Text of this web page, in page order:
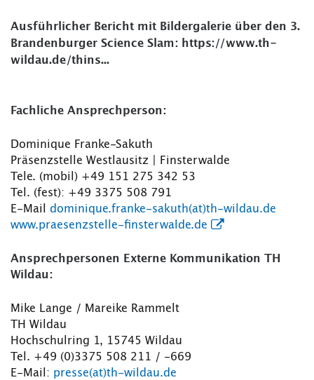
Ausführlicher Bericht mit Bildergalerie über den 3.
Brandenburger Science Slam: https://www.th-
wildau.de/thins...
Fachliche Ansprechperson:
Dominique Franke-Sakuth
Präsenzstelle Westlausitz | Finsterwalde
Tele. (mobil) +49 151 275 342 53
Tel. (fest): +49 3375 508 791
E-Mail dominique.franke-sakuth(at)th-wildau.de
www.praesenzstelle-finsterwalde.de
Ansprechpersonen Externe Kommunikation TH
Wildau:
Mike Lange / Mareike Rammelt
TH Wildau
Hochschulring 1, 15745 Wildau
Tel. +49 (0)3375 508 211 / -669
E-Mail: presse(at)th-wildau.de